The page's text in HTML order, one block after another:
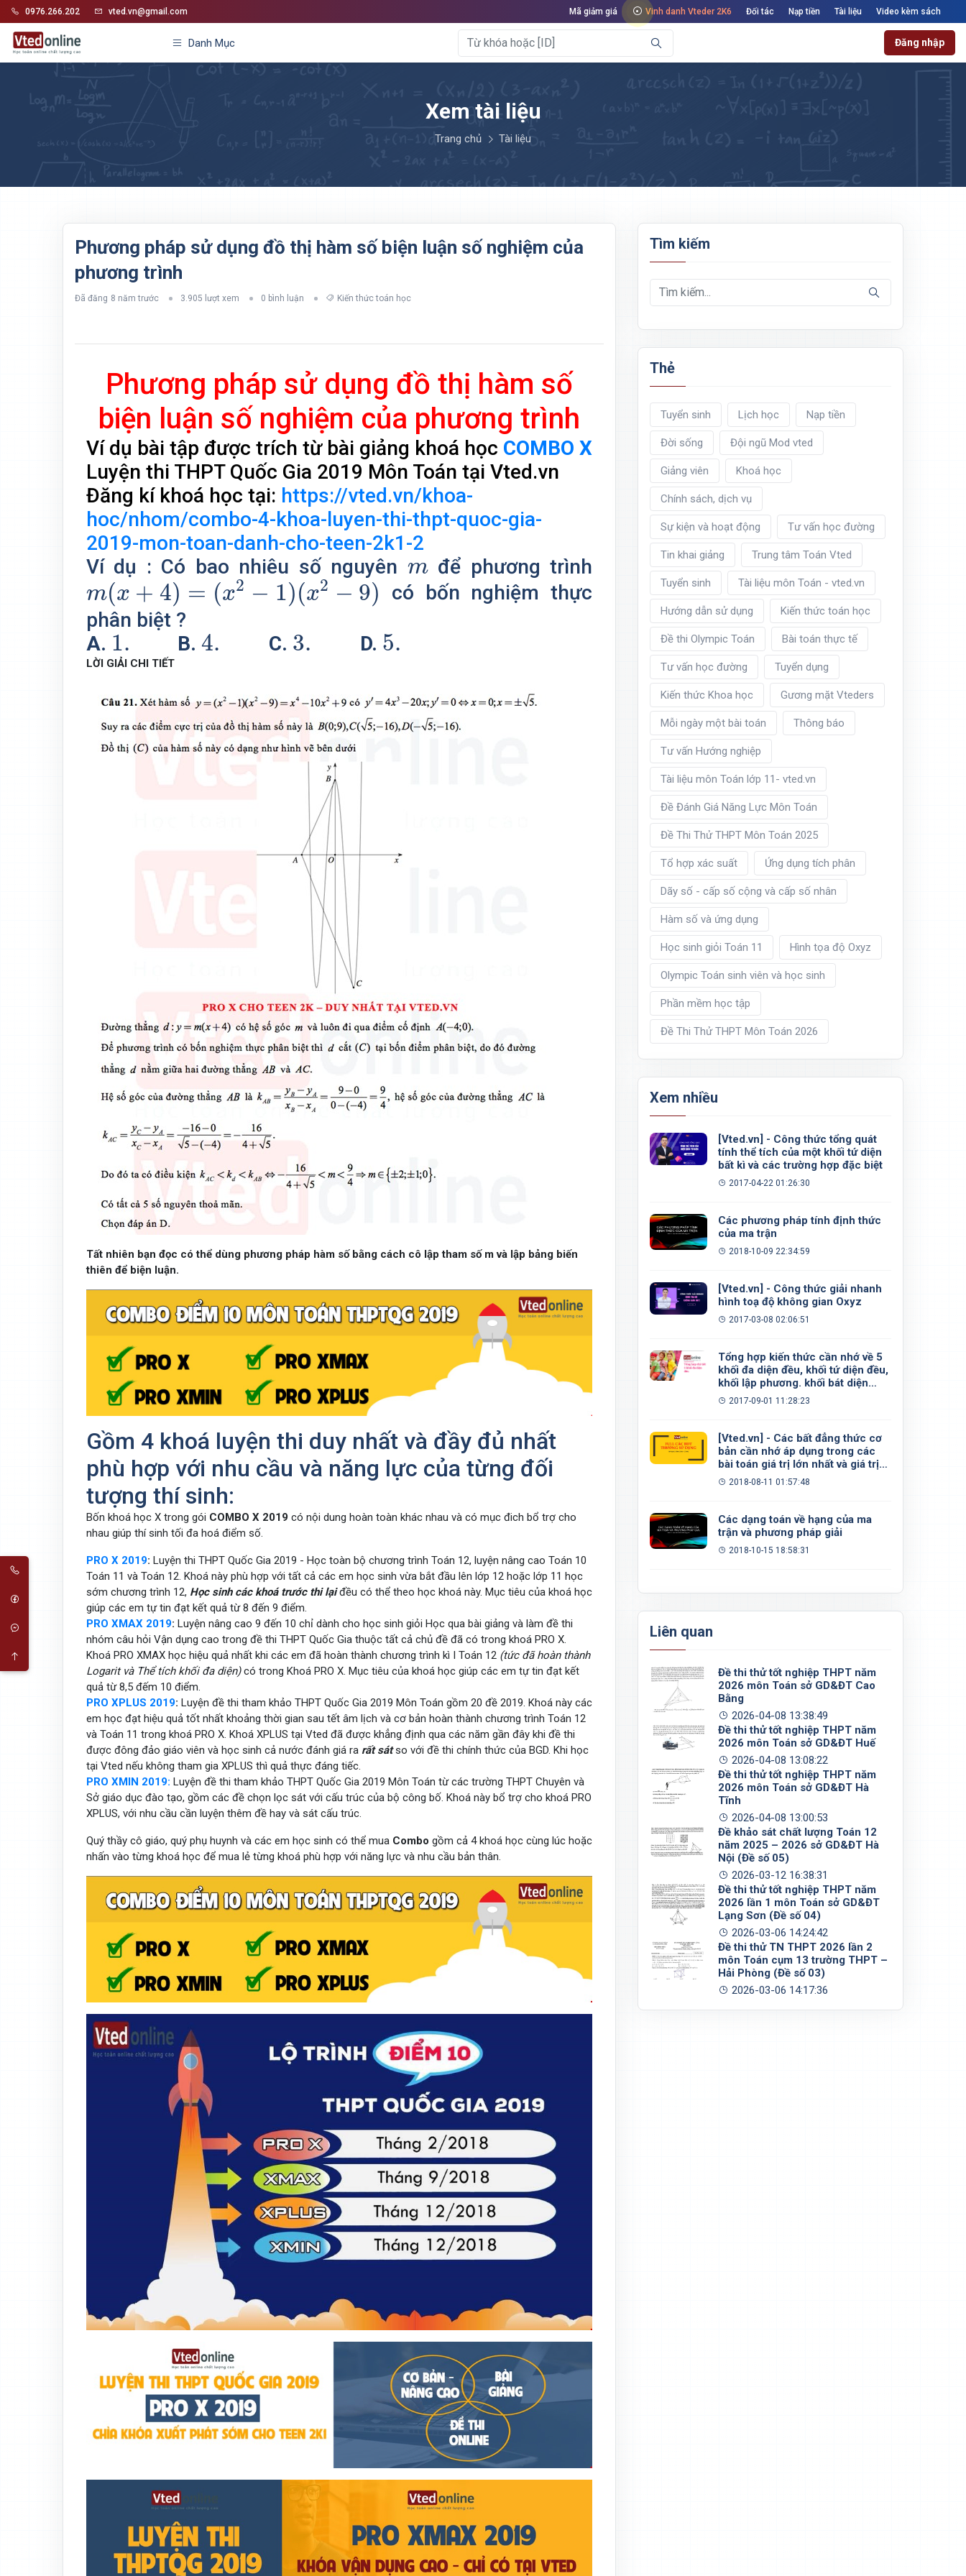
0976.266.202 vted.vn@gmail.com Mã giảm giá Vinh danh Vteder 2K6 Đối tác Nạp tiền Tài liệu Video kèm sách
Danh Mục Đăng nhập
Xem tài liệu
Trang chủ Tài liệu
Phương pháp sử dụng đồ thị hàm số biện luận số nghiệm của
phương trình
Đã đăng 8 năm trước 3.905 lượt xem 0 bình luận Kiến thức toán học
Phương pháp sử dụng đồ thị hàm số
biện luận số nghiệm của phương trình
Ví dụ bài tập được trích từ bài giảng khoá học COMBO X
Luyện thi THPT Quốc Gia 2019 Môn Toán tại Vted.vn
Đăng kí khoá học tại: https://vted.vn/khoa-
hoc/nhom/combo-4-khoa-luyen-thi-thpt-quoc-gia-
2019-mon-toan-danh-cho-teen-2k1-2
Ví dụ : Có bao nhiêu số nguyên m
mđể phương trình
m(x + 4) = (x2 − 1)(x2 − 9)
m (x+ 4 )=(x 2−1 )(x2−9)
có bốn nghiệm thực
phân biệt ?
A. 1.
1. B. 4.
4. C. 3.
3. D. 5.
5.
LỜI GIẢI CHI TIẾT
Tất nhiên bạn đọc có thể dùng phương pháp hàm số bằng cách cô lập tham số m và lập bảng biến
thiên để biện luận.
Gồm 4 khoá luyện thi duy nhất và đầy đủ nhất
phù hợp với nhu cầu và năng lực của từng đối
tượng thí sinh:
Bốn khoá học X trong gói COMBO X 2019 có nội dung hoàn toàn khác nhau và có mục đich bổ trợ cho
nhau giúp thí sinh tối đa hoá điểm số.
PRO X 2019: Luyện thi THPT Quốc Gia 2019 - Học toàn bộ chương trình Toán 12, luyện nâng cao Toán 10
Toán 11 và Toán 12. Khoá này phù hợp với tất cả các em học sinh vừa bắt đầu lên lớp 12 hoặc lớp 11 học
sớm chương trình 12, Học sinh các khoá trước thi lại đều có thể theo học khoá này. Mục tiêu của khoá học
giúp các em tự tin đạt kết quả từ 8 đến 9 điểm.
PRO XMAX 2019: Luyện nâng cao 9 đến 10 chỉ dành cho học sinh giỏi Học qua bài giảng và làm đề thi
nhóm câu hỏi Vận dụng cao trong đề thi THPT Quốc Gia thuộc tất cả chủ đề đã có trong khoá PRO X.
Khoá PRO XMAX học hiệu quả nhất khi các em đã hoàn thành chương trình kì I Toán 12 (tức đã hoàn thành
Logarit và Thể tích khối đa diện)có trong Khoá PRO X. Mục tiêu của khoá học giúp các em tự tin đạt kết
quả từ 8,5 đếm 10 điểm.
PRO XPLUS 2019: Luyện đề thi tham khảo THPT Quốc Gia 2019 Môn Toán gồm 20 đề 2019. Khoá này các
em học đạt hiệu quả tốt nhất khoảng thời gian sau tết âm lịch và cơ bản hoàn thành chương trình Toán 12
và Toán 11 trong khoá PRO X. Khoá XPLUS tại Vted đã được khẳng định qua các năm gần đây khi đề thi
được đông đảo giáo viên và học sinh cả nước đánh giá ra rất sátso với đề thi chính thức của BGD. Khi học
tại Vted nếu không tham gia XPLUS thì quả thực đáng tiếc.
PRO XMIN 2019: Luyện đề thi tham khảo THPT Quốc Gia 2019 Môn Toán từ các trường THPT Chuyên và
Sở giáo dục đào tạo, gồm các đề chọn lọc sát với cấu trúc của bộ công bố. Khoá này bổ trợ cho khoá PRO
XPLUS, với nhu cầu cần luyện thêm đề hay và sát cấu trúc.
Quý thầy cô giáo, quý phụ huynh và các em học sinh có thể mua Combo gồm cả 4 khoá học cùng lúc hoặc
nhấn vào từng khoá học để mua lẻ từng khoá phù hợp với năng lực và nhu cầu bản thân.
Tìm kiếm
Thẻ
Tuyển sinh Lịch học Nạp tiền
Đời sống Đội ngũ Mod vted
Giảng viên Khoá học
Chính sách, dịch vụ
Sự kiện và hoạt động Tư vấn học đường
Tin khai giảng Trung tâm Toán Vted
Tuyển sinh Tài liệu môn Toán - vted.vn
Hướng dẫn sử dụng Kiến thức toán học
Đề thi Olympic Toán Bài toán thực tế
Tư vấn học đường Tuyển dụng
Kiến thức Khoa học Gương mặt Vteders
Mỗi ngày một bài toán Thông báo
Tư vấn Hướng nghiệp
Tài liệu môn Toán lớp 11- vted.vn
Đề Đánh Giá Năng Lực Môn Toán
Đề Thi Thử THPT Môn Toán 2025
Tổ hợp xác suất Ứng dụng tích phân
Dãy số - cấp số cộng và cấp số nhân
Hàm số và ứng dụng
Học sinh giỏi Toán 11 Hình tọa độ Oxyz
Olympic Toán sinh viên và học sinh
Phần mềm học tập
Đề Thi Thử THPT Môn Toán 2026
Xem nhiều
[Vted.vn] - Công thức tổng quát
tính thể tích của một khối tứ diện
bất kì và các trường hợp đặc biệt
2017-04-22 01:26:30
Các phương pháp tính định thức
của ma trận
2018-10-09 22:34:59
[Vted.vn] - Công thức giải nhanh
hình toạ độ không gian Oxyz
2017-03-08 02:06:51
Tổng hợp kiến thức cần nhớ về 5
khối đa diện đều, khối tứ diện đều,
khối lập phương. khối bát diện
đều, khối 12 mặt đều, khối 20 mặt
2017-09-01 11:28:23
[Vted.vn] - Các bất đẳng thức cơ
bản cần nhớ áp dụng trong các
bài toán giá trị lớn nhất và giá trị
nhỏ nhất
2018-08-11 01:57:48
Các dạng toán về hạng của ma
trận và phương pháp giải
2018-10-15 18:58:31
Liên quan
Đề thi thử tốt nghiệp THPT năm
2026 môn Toán sở GD&ĐT Cao
Bằng
2026-04-08 13:38:49
Đề thi thử tốt nghiệp THPT năm
2026 môn Toán sở GD&ĐT Huế
2026-04-08 13:08:22
Đề thi thử tốt nghiệp THPT năm
2026 môn Toán sở GD&ĐT Hà
Tĩnh
2026-04-08 13:00:53
Đề khảo sát chất lượng Toán 12
năm 2025 – 2026 sở GD&ĐT Hà
Nội (Đề số 05)
2026-03-12 16:38:31
Đề thi thử tốt nghiệp THPT năm
2026 lần 1 môn Toán sở GD&ĐT
Lạng Sơn (Đề số 04)
2026-03-06 14:24:42
Đề thi thử TN THPT 2026 lần 2
môn Toán cụm 13 trường THPT –
Hải Phòng (Đề số 03)
2026-03-06 14:17:36